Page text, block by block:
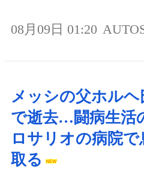
08月09日 01:20
メッシの父ホルヘ
で逝去…闘病生活
ロサリオの病院で
取る